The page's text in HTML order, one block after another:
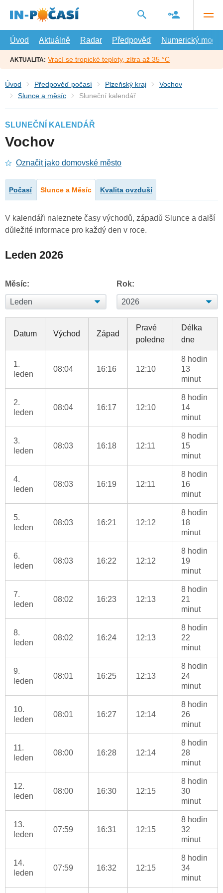
hlavní
Úvod
Aktuálně Radar Předpověď Numerický model
AKTUALITA: Vrací se tropické teploty, zítra až 35 °C
Úvod Předpověď počasí Plzeňský kraj
Vochov
Slunce a měsíc
Sluneční kalendář
SLUNEČNÍ KALENDÁŘ
Vochov
Označit jako domovské město
Počasí Slunce a Měsíc Kvalita ovzduší
V kalendáři naleznete časy východů, západů Slunce a další
důležité informace pro každý den v roce.
Leden 2026
Měsíc: Rok:
Datum Východ Západ
Pravé
poledne
Délka
dne
1.
leden
08:04 16:16 12:10
8 hodin
13
minut
2.
leden
08:04 16:17 12:10
8 hodin
14
minut
3.
leden
08:03 16:18 12:11
8 hodin
15
minut
4.
leden
08:03 16:19 12:11
8 hodin
16
minut
5.
leden
08:03 16:21 12:12
8 hodin
18
minut
6.
leden
08:03 16:22 12:12
8 hodin
19
minut
7.
leden
08:02 16:23 12:13
8 hodin
21
minut
8.
leden
08:02 16:24 12:13
8 hodin
22
minut
9.
leden
08:01 16:25 12:13
8 hodin
24
minut
10.
leden
08:01 16:27 12:14
8 hodin
26
minut
11.
leden
08:00 16:28 12:14
8 hodin
28
minut
12.
leden
08:00 16:30 12:15
8 hodin
30
minut
13.
leden
07:59 16:31 12:15
8 hodin
32
minut
14.
leden
07:59 16:32 12:15
8 hodin
34
minut